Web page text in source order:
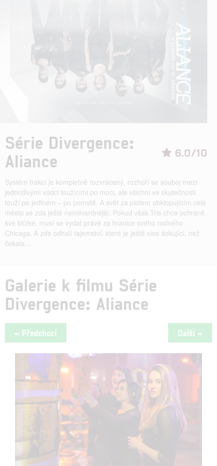
6.0/10
Série Divergence:
Aliance
Systém frakcí je kompletně rozvrácený, rozhoří se souboj mezi
jednotlivými vůdci toužícími po moci, ale všichni ve skutečnosti
touží po jediném – po pomstě. A svět za plotem obklopujícím celé
město se zdá ještě nemilosrdnější. Pokud však Tris chce ochránit
své blízké, musí se vydat právě za hranice svého rodného
Chicaga. A zde odhalí tajemství, které je ještě více šokující, než
čekala...
Galerie k filmu Série
Divergence: Aliance
« Předchozí Další »